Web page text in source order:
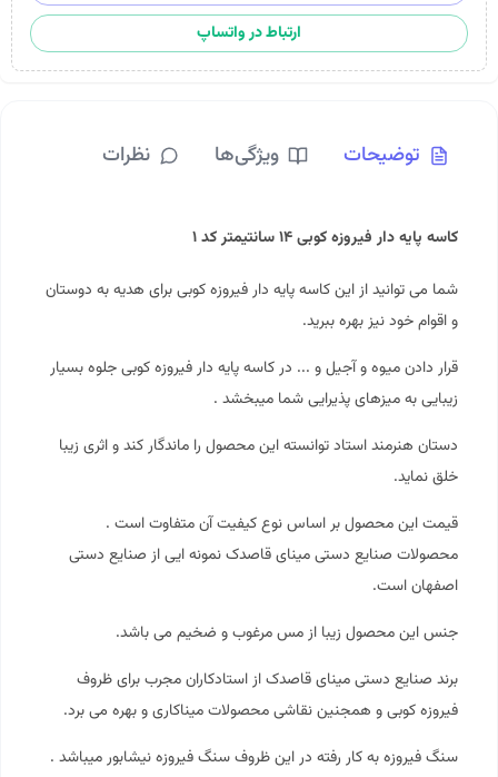
ارتباط در واتساپ
توضیحات ویژگی‌ها نظرات
کاسه پایه دار فیروزه کوبی ۱۴ سانتیمتر کد ۱
شما می توانید از این کاسه پایه دار فیروزه کوبی برای هدیه به دوستان
و اقوام خود نیز بهره ببرید.
قرار دادن میوه و آجیل و ... در کاسه پایه دار فیروزه کوبی جلوه بسیار
زیبایی به میزهای پذیرایی شما میبخشد .
دستان هنرمند استاد توانسته این محصول را ماندگار کند و اثری زیبا
خلق نماید.
قیمت این محصول بر اساس نوع کیفیت آن متفاوت است .
محصولات صنایع دستی مینای قاصدک نمونه ایی از صنایع دستی
اصفهان است.
جنس این محصول زیبا از مس مرغوب و ضخیم می باشد.
برند صنایع دستی مینای قاصدک از استادکاران مجرب برای ظروف
فیروزه کوبی و همجنین نقاشی محصولات میناکاری و بهره می برد.
سنگ فیروزه به کار رفته در این ظروف سنگ فیروزه نیشابور میباشد .